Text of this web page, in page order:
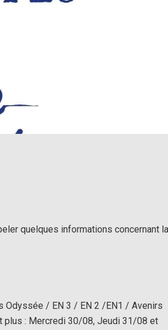
quelques informations concernant
Odyssée / EN 3 / EN 2 /EN1 / Avenirs
: Mercredi 30/08, Jeudi 31/08 et